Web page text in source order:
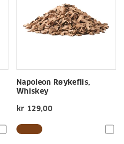
Napoleon Røykeflis,
Whiskey
kr 129,00